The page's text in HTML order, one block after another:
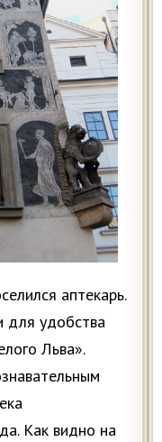
аптекарь.
для удобства
Льва».
Как видно на